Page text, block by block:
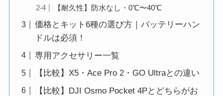
【耐久性】防水なし・0℃〜40℃
価格とキット6種の選び方｜バッテリーハン
ドルは必須！
専用アクセサリー一覧
【比較】X5・Ace Pro 2・GO Ultraとの違い
【比較】DJI Osmo Pocket 4Pとどちらがお